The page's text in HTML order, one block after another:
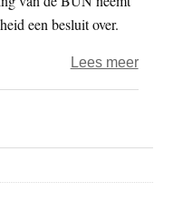
een besluit over.
Lees meerover
deze